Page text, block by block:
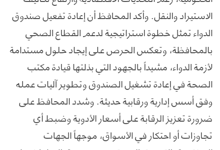
الاستيراد والنقل. وأكد المحافظ أن إعادة تفعيل صندوق
الدواء تمثل خطوة استراتيجية لدعم القطاع الصحي
بالمحافظة، وتعكس الحرص على إيجاد حلول مستدامة
لأزمة الدواء، مشيداً بالجهود التي بذلتها قيادة مكتب
الصحة في إعادة تشغيل الصندوق وتطوير آليات عمله
وفق أسس إدارية ورقابية حديثة. وشدد المحافظ على
ضرورة تعزيز الرقابة على أسعار الأدوية وضبط أي
تجاوزات أو احتكار في الأسواق، موجهاً الجهات